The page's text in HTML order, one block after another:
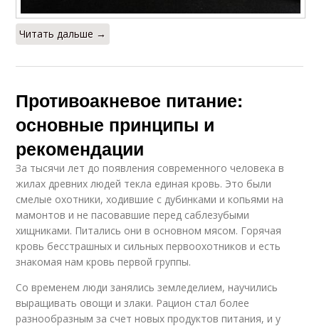
Читать дальше →
Противоакневое питание:
основные принципы и
рекомендации
За тысячи лет до появления современного человека в
жилах древних людей текла единая кровь. Это были
смелые охотники, ходившие с дубинками и копьями на
мамонтов и не пасовавшие перед саблезубыми
хищниками. Питались они в основном мясом. Горячая
кровь бесстрашных и сильных первоохотников и есть
знакомая нам кровь первой группы.
Со временем люди занялись земледелием, научились
выращивать овощи и злаки. Рацион стал более
разнообразным за счет новых продуктов питания, и у